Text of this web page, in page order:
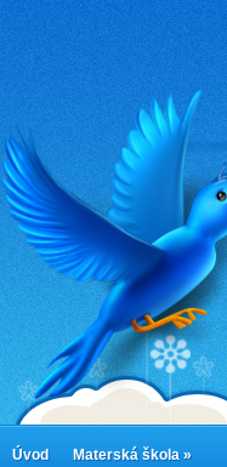
Úvod Materská škola »